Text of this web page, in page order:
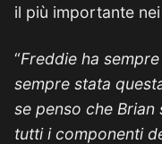
il più importante nei
“Freddie ha
sempre stata
se penso che
tutti i componenti